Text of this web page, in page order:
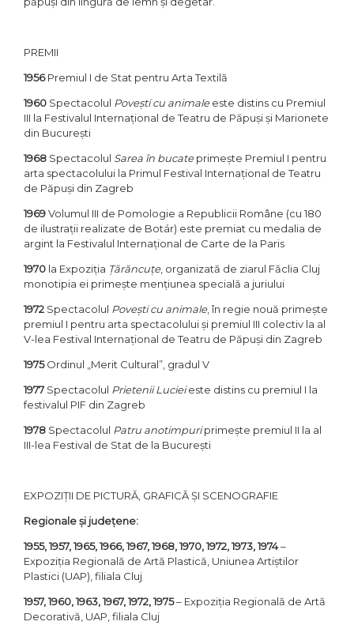
PREMII
1956Premiul I de Stat pentru Arta Textilă
1960 Spectacolul Povești cu animaleeste distins cu Premiul
III la Festivalul Internațional de Teatru de Păpuși și Marionete
din București
1968 Spectacolul Sarea în bucateprimește Premiul I pentru
arta spectacolului la Primul Festival Internațional de Teatru
de Păpuși din Zagreb
1969Volumul III de Pomologie a Republicii Române (cu 180
de ilustrații realizate de Botár) este premiat cu medalia de
argint la Festivalul Internațional de Carte de la Paris
1970 la Expoziția Țărăncuțe, organizată de ziarul Făclia Cluj
monotipia ei primește mențiunea specială a juriului
1972 Spectacolul Povești cu animale, în regie nouă primește
premiul I pentru arta spectacolului și premiul III colectiv la al
V-lea Festival Internațional de Teatru de Păpuși din Zagreb
1975Ordinul „Merit Cultural”, gradul V
1977 Spectacolul Prietenii Lucieieste distins cu premiul I la
festivalul PIF din Zagreb
1978 Spectacolul Patru anotimpuriprimește premiul II la al
III-lea Festival de Stat de la București
EXPOZIȚII DE PICTURĂ, GRAFICĂ ȘI SCENOGRAFIE
Regionale și județene:
1955, 1957, 1965, 1966, 1967, 1968, 1970, 1972, 1973, 1974–
Expoziția Regională de Artă Plastică, Uniunea Artiștilor
Plastici (UAP), filiala Cluj
1957, 1960, 1963, 1967, 1972, 1975– Expoziția Regională de Artă
Decorativă, UAP, filiala Cluj